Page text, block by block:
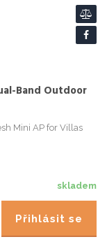
Band Outdoor
Mini AP for Villas
skladem
Přihlásit se